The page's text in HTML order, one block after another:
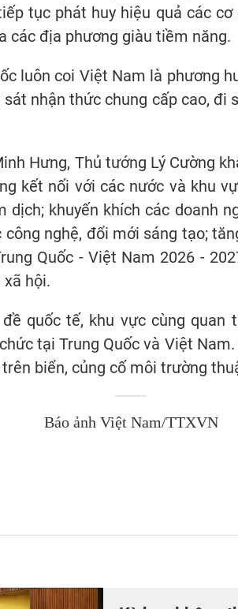
tục phát huy hiệu quả các
các địa phương giàu tiềm năng.
luôn coi Việt Nam là phương
nhận thức chung cấp cao,
Hưng, Thủ tướng Lý Cường
kết nối với các nước và khu
dịch; khuyến khích các doanh
nghệ, đổi mới sáng tạo;
Quốc - Việt Nam 2026 -
hội.
quốc tế, khu vực cùng quan
tại Trung Quốc và Việt
biển, củng cố môi trường
Báo ảnh Việt Nam/TTXVN